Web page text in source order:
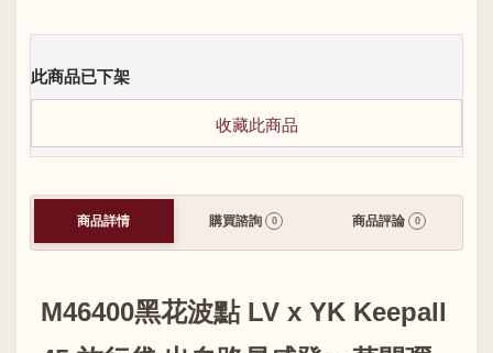
此商品已下架
收藏此商品
商品詳情 購買諮詢 0 商品評論 0
M46400黑花波點 LV x YK Keepall